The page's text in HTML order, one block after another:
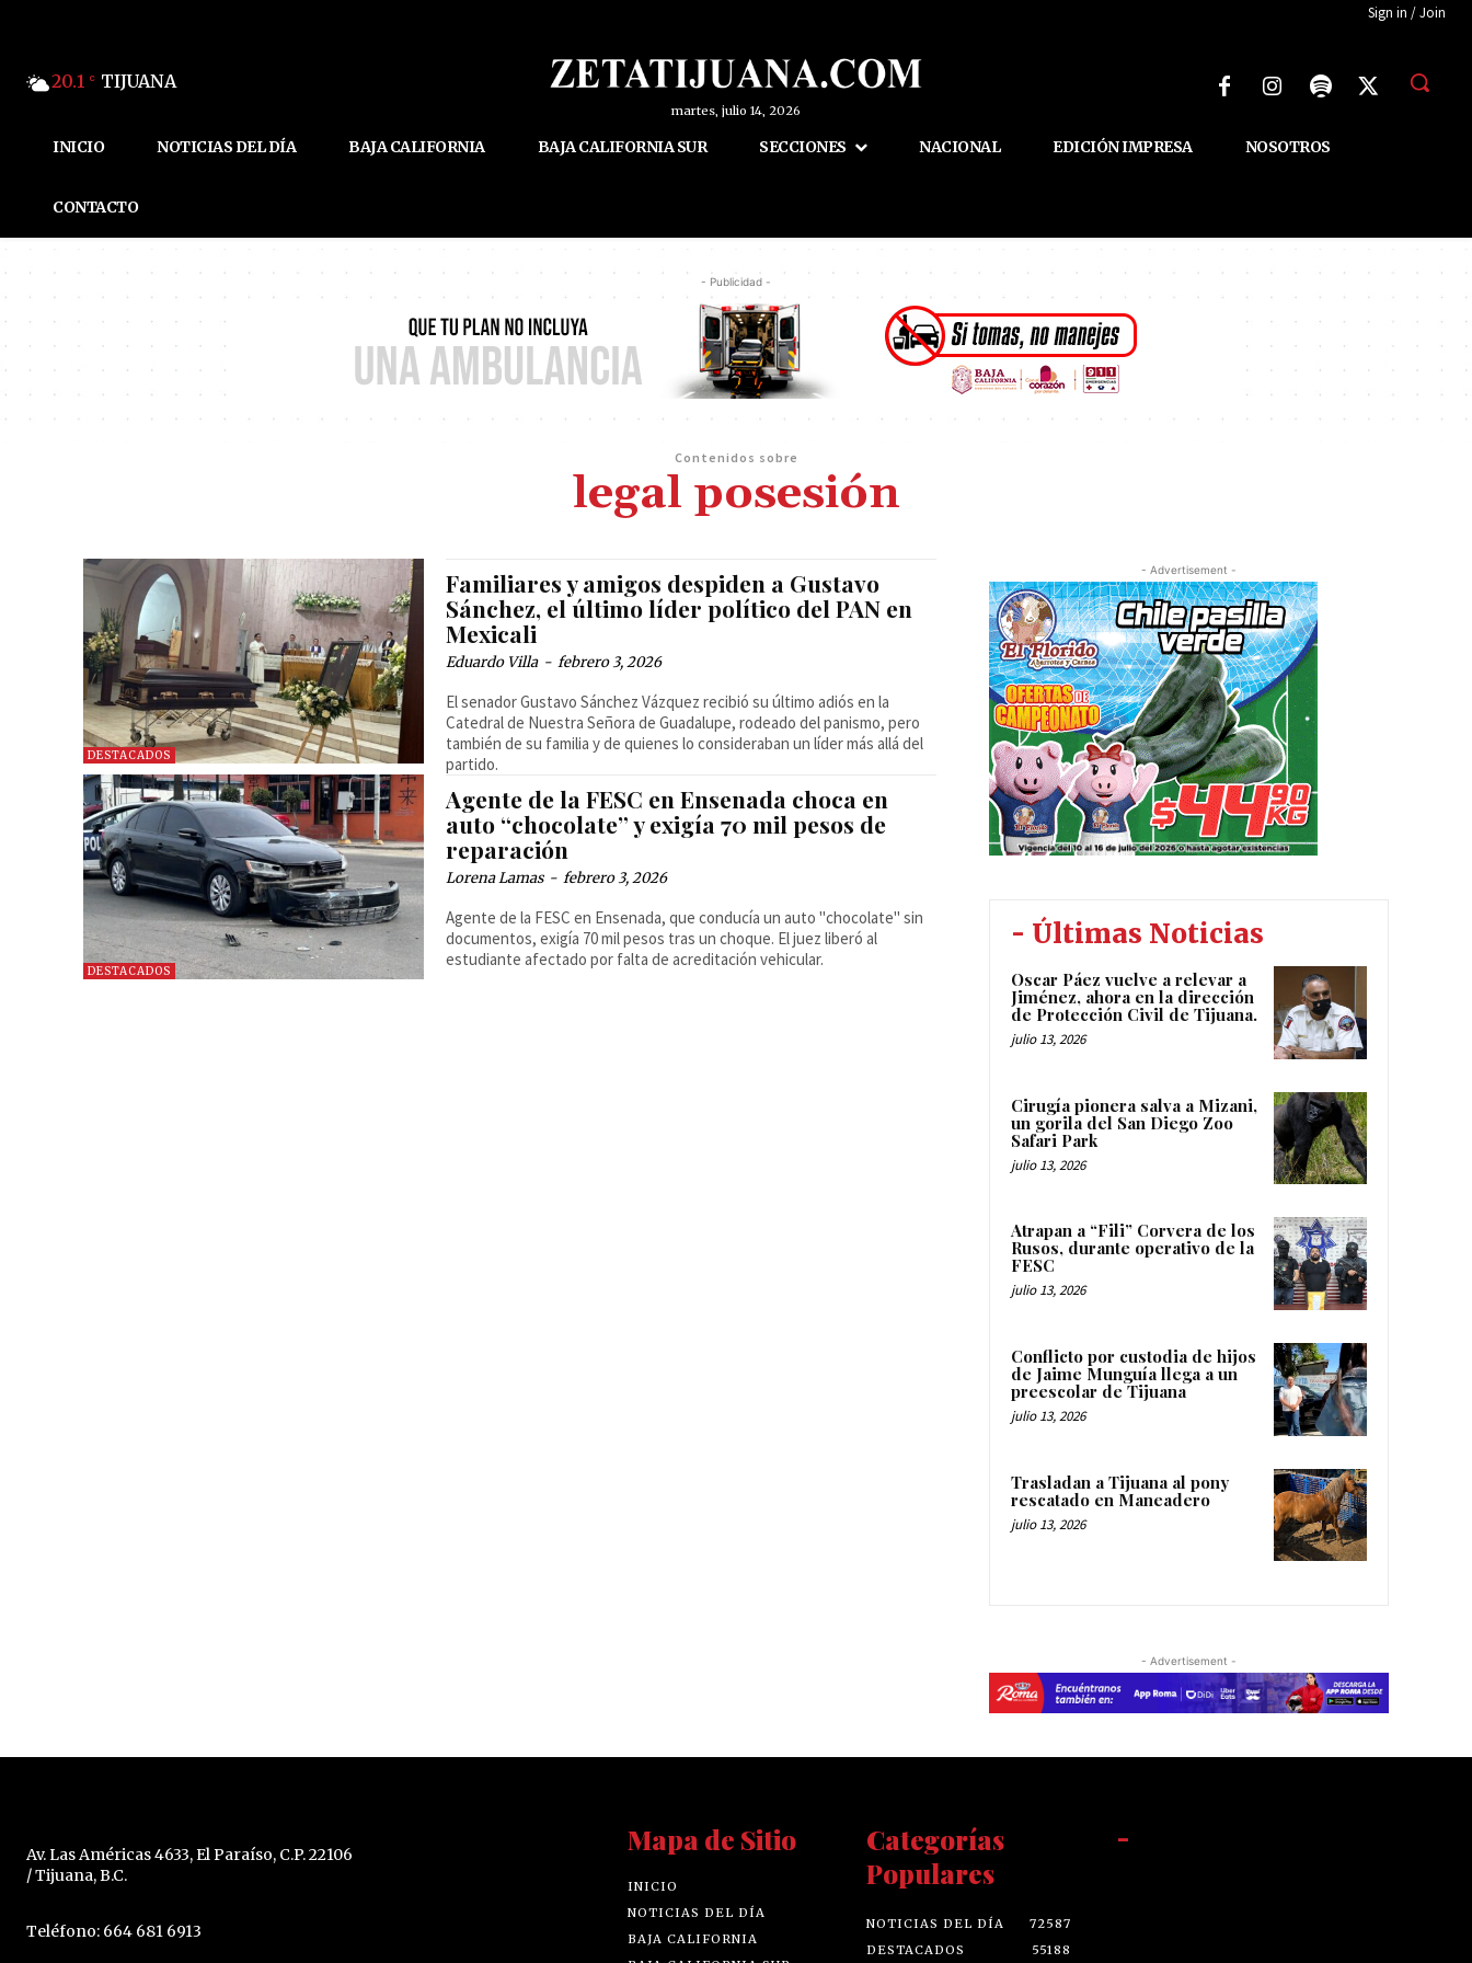
Sign in / Join
20.1 C TIJUANA
martes, julio 14, 2026
INICIO NOTICIAS DEL DÍA BAJA CALIFORNIA BAJA CALIFORNIA SUR SECCIONES NACIONAL EDICIÓN IMPRESA NOSOTROS
CONTACTO
- Publicidad -
Contenidos sobre
legal posesión
DESTACADOS
Familiares y amigos despiden a Gustavo
Sánchez, el último líder político del PAN en
Mexicali
Eduardo Villa - febrero 3, 2026
El senador Gustavo Sánchez Vázquez recibió su último adiós en la
Catedral de Nuestra Señora de Guadalupe, rodeado del panismo, pero
también de su familia y de quienes lo consideraban un líder más allá del
partido.
DESTACADOS
Agente de la FESC en Ensenada choca en
auto “chocolate” y exigía 70 mil pesos de
reparación
Lorena Lamas - febrero 3, 2026
Agente de la FESC en Ensenada, que conducía un auto "chocolate" sin
documentos, exigía 70 mil pesos tras un choque. El juez liberó al
estudiante afectado por falta de acreditación vehicular.
- Advertisement -
- Últimas Noticias
Oscar Páez vuelve a relevar a
Jiménez, ahora en la dirección
de Protección Civil de Tijuana.
julio 13, 2026
Cirugía pionera salva a Mizani,
un gorila del San Diego Zoo
Safari Park
julio 13, 2026
Atrapan a “Fili” Corvera de los
Rusos, durante operativo de la
FESC
julio 13, 2026
Conflicto por custodia de hijos
de Jaime Munguía llega a un
preescolar de Tijuana
julio 13, 2026
Trasladan a Tijuana al pony
rescatado en Maneadero
julio 13, 2026
- Advertisement -
Av. Las Américas 4633, El Paraíso, C.P. 22106
/ Tijuana, B.C.
Teléfono: 664 681 6913
Mapa de Sitio
INICIO
NOTICIAS DEL DÍA
BAJA CALIFORNIA
Categorías
Populares
NOTICIAS DEL DÍA
72587
DESTACADOS
55188
-